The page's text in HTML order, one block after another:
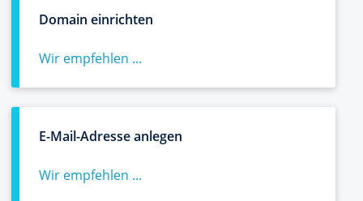
Domain einrichten
Wir empfehlen ...
E-Mail-Adresse anlegen
Wir empfehlen ...